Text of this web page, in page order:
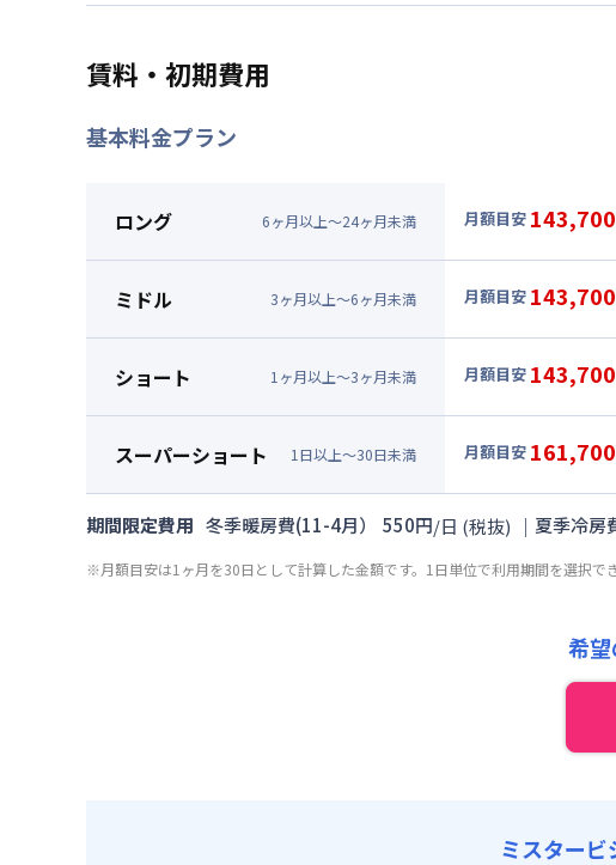
賃料・初期費用
基本料金プラン
ロング 6ヶ月以上～24ヶ月未満 月額目安 143,700
114,000円/
光熱費他 : 27,000
清掃料他 : 30,000
初期費用
事務手数料 : 5,000
ミドル 3ヶ月以上～6ヶ月未満 月額目安 143,700
114,000円/
光熱費他 : 27,000
清掃料他 : 25,000
初期費用
事務手数料 : 5,000
ショート 1 ヶ月以上～3ヶ月未満 月額目安 143,700
114,000円/
光熱費他 : 27,000
清掃料他 : 20,000
初期費用
調理器具セット :
スーパーショート 1 日以上～30日未満 月額目安 161,700
月額賃料目安(30
光熱費他 : 27,000
事務手数料 : 5,000
入居者様あんしん
調理器具セット :
期間限定費用 冬季暖房費(11-4月） 550円/日 (税抜) ｜ 夏季冷房
※月額目安は1ヶ月を30日として計算した金額です。1日単位で利用期間を選択
希
ミスター